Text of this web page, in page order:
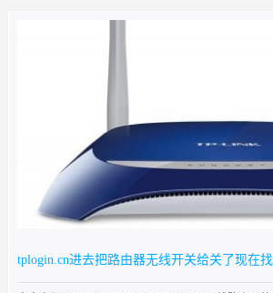
tplogin.cn进去把路由器无线开关给关了现在